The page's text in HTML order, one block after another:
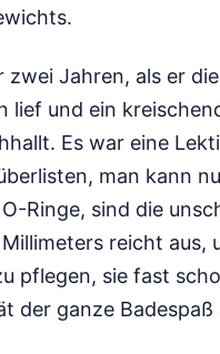
Jahren, als er
lief und ein
Es war eine
man kann
Ringe, sind die
reicht aus,
pflegen, sie fast
der ganze Badespaß